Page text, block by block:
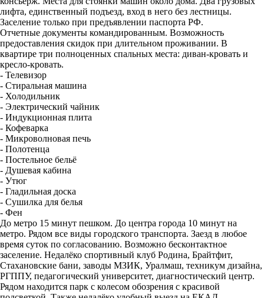
лифта, единственный подъезд, вход в него без лестницы.
Заселение только при предъявлении паспорта РФ.
Отчетные документы командированным. Возможность
предоставления скидок при длительном проживании. В
квартире три полноценных спальных места: диван-кровать и
кресло-кровать.
- Телевизор
- Стиральная машина
- Холодильник
- Электрический чайник
- Индукционная плита
- Кофеварка
- Микроволновая печь
- Полотенца
- Постельное бельё
- Душевая кабина
- Утюг
- Гладильная доска
- Сушилка для белья
- Фен
До метро 15 минут пешком. До центра города 10 минут на
метро. Рядом все виды городского транспорта. Заезд в любое
время суток по согласованию. Возможно бесконтактное
заселение. Недалёко спортивный клуб Родина, Брайтфит,
Стахановские бани, заводы МЗИК, Уралмаш, техникум дизайна,
РГППУ, педагогический университет, диагностический центр.
Рядом находится парк с колесом обозрения с красивой